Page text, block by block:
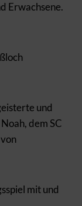
Erwachsene.
und
dem SC
mit und